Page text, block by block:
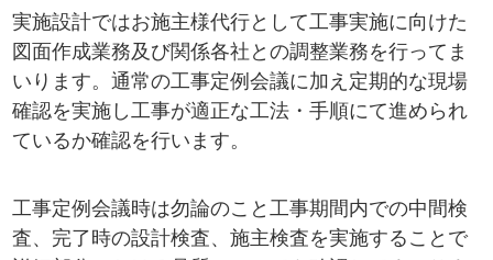
実施設計ではお施主様代行として工事実施に向けた
図面作成業務及び関係各社との調整業務を行ってま
いります。通常の工事定例会議に加え定期的な現場
確認を実施し工事が適正な工法・手順にて進められ
ているか確認を行います。
工事定例会議時は勿論のこと工事期間内での中間検
査、完了時の設計検査、施主検査を実施することで